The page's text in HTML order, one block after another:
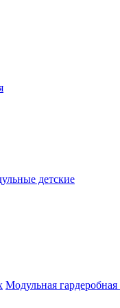
детские
Модульная